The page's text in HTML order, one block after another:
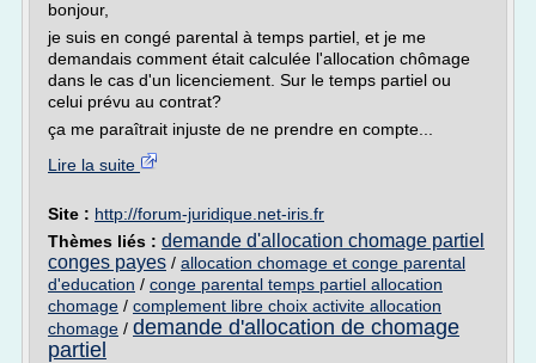
bonjour,
je suis en congé parental à temps partiel, et je me
demandais comment était calculée l'allocation chômage
dans le cas d'un licenciement. Sur le temps partiel ou
celui prévu au contrat?
ça me paraîtrait injuste de ne prendre en compte...
Lire la suite
Site : http://forum-juridique.net-iris.fr
Thèmes liés : demande d'allocation chomage partiel
conges payes / allocation chomage et conge parental
d'education / conge parental temps partiel allocation
chomage / complement libre choix activite allocation
chomage / demande d'allocation de chomage
partiel